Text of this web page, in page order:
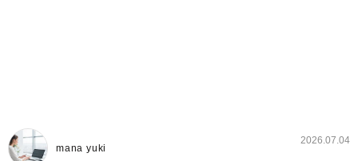
mana yuki
2026.07.04